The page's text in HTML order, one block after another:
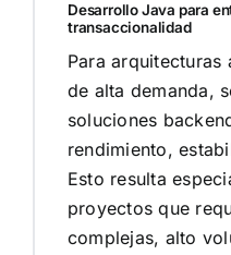
Desarrollo Java para
transaccionalidad
Para arquitecturas
de alta demanda,
soluciones
rendimiento,
Esto resulta
proyectos que
complejas, alto